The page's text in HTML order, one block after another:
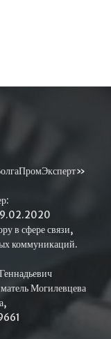
в сфере связи,
коммуникаций.
Могилевцева